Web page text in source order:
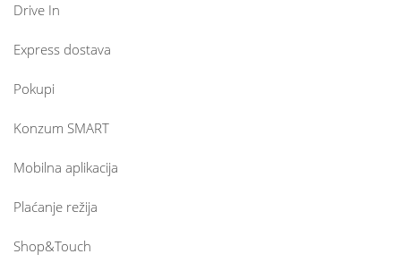
Drive In
Express dostava
Pokupi
Konzum SMART
Mobilna aplikacija
Plaćanje režija
Shop&Touch